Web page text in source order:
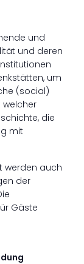
und
und deren
um
(social)
die
mit
werden auch
der
Gäste